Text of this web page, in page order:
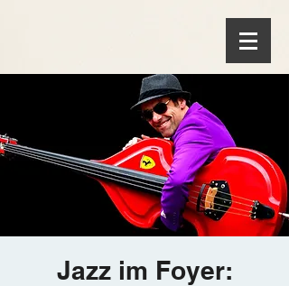
Jazz im Foyer: